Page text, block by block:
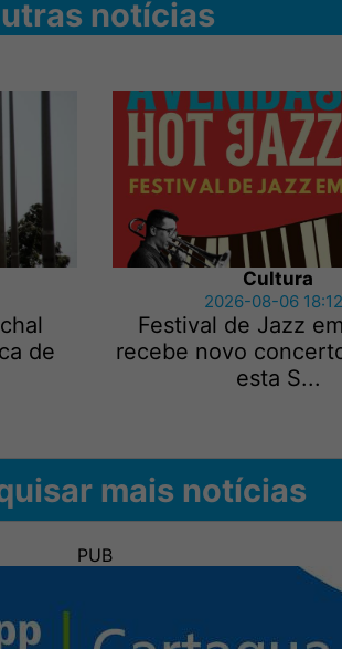
notícias
de
Cultura
2026-08-06
Festival de Jazz
recebe novo
esta S...
mais notícias
PUB